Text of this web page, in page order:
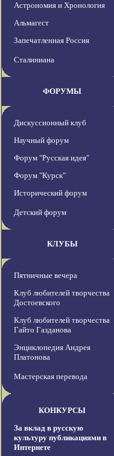
Астрономия и Хронология
Альмагест
Запечатленная Россия
Сталиниана
ФОРУМЫ
Дискуссионный клуб
Научный форум
Форум "Русская идея"
Форум "Курск"
Исторический форум
Детский форум
КЛУБЫ
Пятничные вечера
Клуб любителей творчества
Достоевского
Клуб любителей творчества
Гайто Газданова
Энциклопедия Андрея
Платонова
Мастерская перевода
КОНКУРСЫ
За вклад в русскую
культуру публикациями в
Интернете